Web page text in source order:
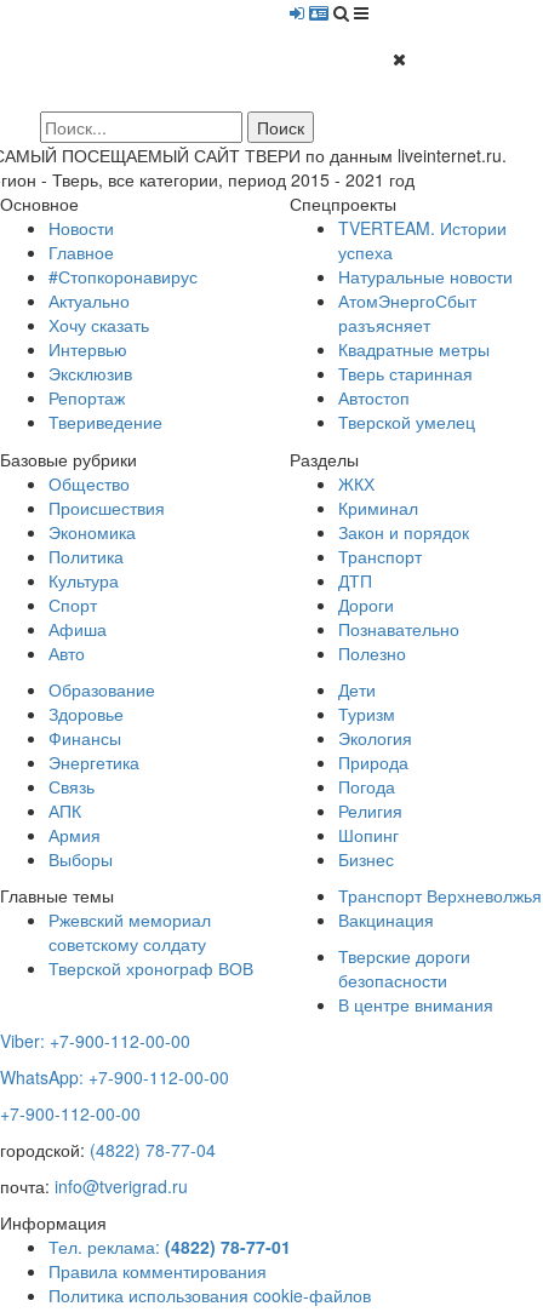
ПОСЕЩАЕМЫЙ САЙТ ТВЕРИ по данным liveinternet.ru.
- Тверь, все категории, период 2015 - 2021 год
Основное
Новости
Главное
#Стопкоронавирус
Актуально
Хочу сказать
Интервью
Эксклюзив
Репортаж
Твериведение
Спецпроекты
TVERTEAM. Истории
успеха
Натуральные новости
АтомЭнергоСбыт
разъясняет
Квадратные метры
Тверь старинная
Автостоп
Тверской умелец
Базовые рубрики
Общество
Происшествия
Экономика
Политика
Культура
Спорт
Афиша
Авто
Разделы
ЖКХ
Криминал
Закон и порядок
Транспорт
ДТП
Дороги
Познавательно
Полезно
Образование
Здоровье
Финансы
Энергетика
Связь
АПК
Армия
Выборы
Дети
Туризм
Экология
Природа
Погода
Религия
Шопинг
Бизнес
Главные темы
Ржевский мемориал
советскому солдату
Тверской хронограф ВОВ
Транспорт Верхневолжья
Вакцинация
Тверские дороги
безопасности
В центре внимания
Viber: +7-900-112-00-00
WhatsApp: +7-900-112-00-00
+7-900-112-00-00
городской: (4822) 78-77-04
почта: info@tverigrad.ru
Информация
Тел. реклама: (4822) 78-77-01
Правила комментирования
Политика использования cookie-файлов